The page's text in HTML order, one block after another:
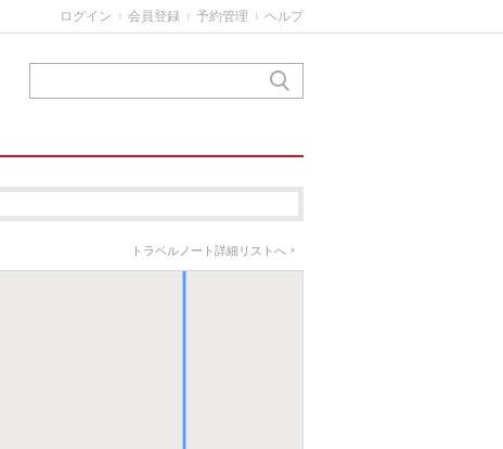
トラベルノート詳細リストへ
ブラカン州
ログイン 会員登録 予約管理 ヘルプ